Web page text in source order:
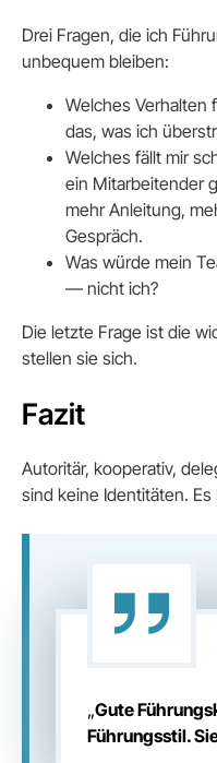
Drei Fragen, die ich
unbequem bleiben:
Welches Verhalten
das, was ich
Welches fällt mir
ein Mitarbeitender
mehr Anleitung,
Gespräch.
Was würde mein
— nicht ich?
Die letzte Frage ist die
stellen sie sich.
Fazit
Autoritär, kooperativ,
sind keine Identitäten.
„Gute
Führungsstil.